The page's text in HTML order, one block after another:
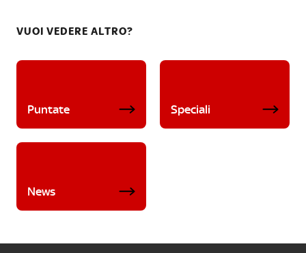
VUOI VEDERE ALTRO?
Puntate Speciali
News